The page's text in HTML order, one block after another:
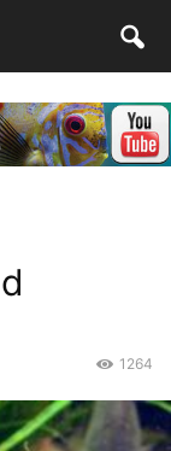
1264